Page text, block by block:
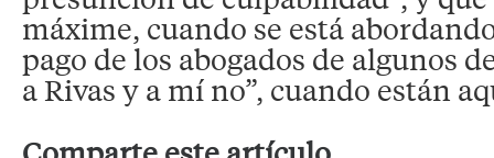
máxime, cuando se está
pago de los abogados de algunos
a Rivas y a mí no”, cuando están